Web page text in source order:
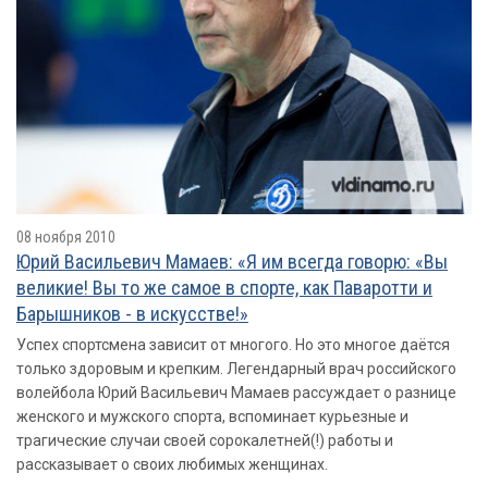
08 ноября 2010
Юрий Васильевич Мамаев: «Я им всегда говорю: «Вы
великие! Вы то же самое в спорте, как Паваротти и
Барышников - в искусстве!»
Успех спортсмена зависит от многого. Но это многое даётся
только здоровым и крепким. Легендарный врач российского
волейбола Юрий Васильевич Мамаев рассуждает о разнице
женского и мужского спорта, вспоминает курьезные и
трагические случаи своей сорокалетней(!) работы и
рассказывает о своих любимых женщинах.